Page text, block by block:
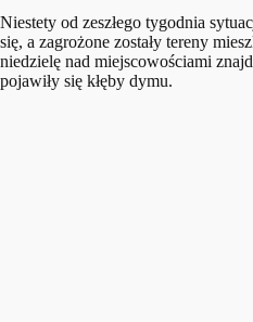
Niestety od zeszłego tygodnia
się, a zagrożone zostały tereny
niedzielę nad miejscowościami
pojawiły się kłęby dymu.